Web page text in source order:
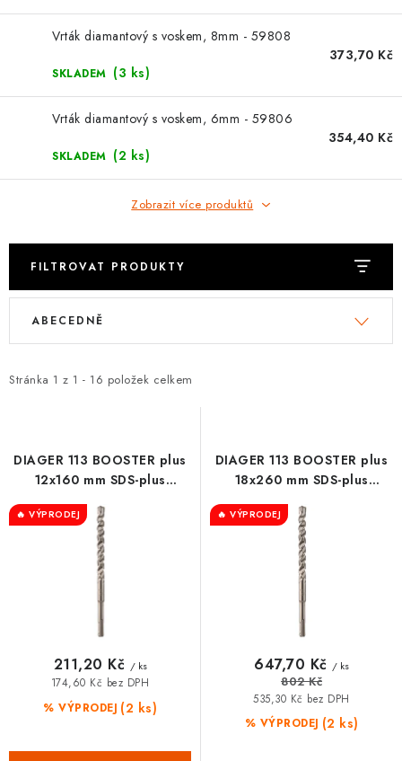
🏆 WESPO BONUS
KONTAKT
TOPENÁŘSKÁ AKADEMIE
OBCHODNÍ PODMÍNKY
O NÁS
DOPRAVA A PLATBA
MOJE OBJEDNÁVKA
ZNAČKY
Hodnocení obchodu
Doprava a platba
Obchodní podmínky
Podmínky ochrany osobních údajů
Moje objednávka
Vrták diamantový s voskem, 8mm - 59808
SKLADEM (3 ks)
373,70 Kč
Vrták diamantový s voskem, 6mm - 59806
SKLADEM (2 ks)
354,40 Kč
Zobrazit více produktů
FILTROVAT PRODUKTY
V
i
r
d
u
Stránka 1 z 1 - 16 položek celkem
Ř
e
p
o
d
ABECEDNĚ
DIAGER 113 BOOSTER plus
12x160 mm SDS-plus
příklepový vrták
🔥 VÝPRODEJ
% VÝPRODEJ (2 ks)
174,60 Kč bez DPH
211,20 Kč / ks
DIAGER 113 BOOSTER plus
18x260 mm SDS-plus
příklepový vrták
🔥 VÝPRODEJ
% VÝPRODEJ (2 ks)
535,30 Kč bez DPH
647,70 Kč / ks
802 Kč